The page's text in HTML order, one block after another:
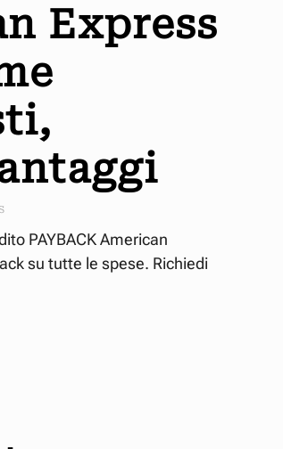
Express
PAYBACK American
su tutte le spese. Richiedi